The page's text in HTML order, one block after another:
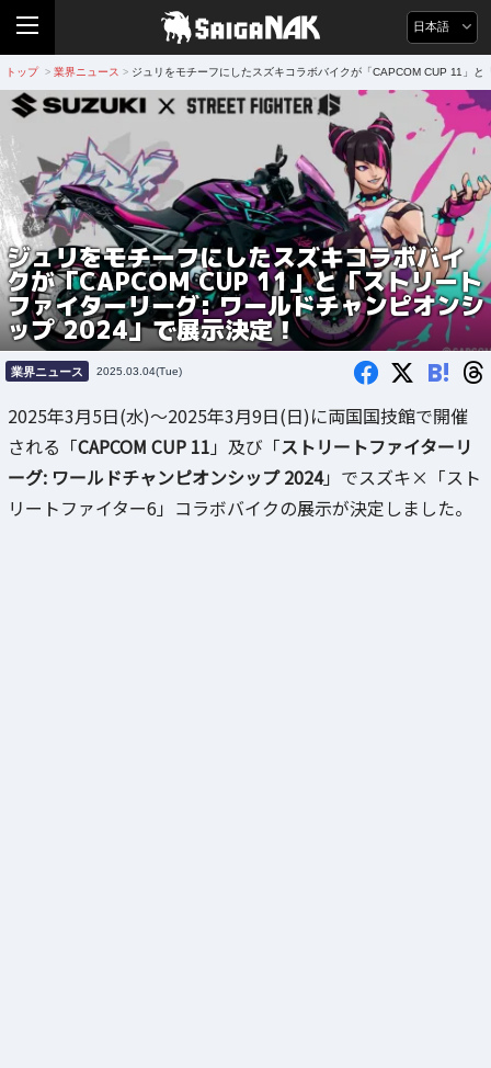
日本語
トップ > 業界ニュース > ジュリをモチーフにしたスズキコラボバイクが「CAPCOM CUP 11」
ジュリをモチーフにしたスズキコラボバイ
クが「CAPCOM CUP 11」と「ストリート
ファイターリーグ: ワールドチャンピオンシ
ップ 2024」で展示決定！
業界ニュース 2025.03.04(Tue) B!
2025年3月5日(水)～2025年3月9日(日)に両国国技館で開催
される「CAPCOM CUP 11 」及び「ストリートファイターリ
ーグ: ワールドチャンピオンシップ 2024」でスズキ×「スト
リートファイター6」コラボバイクの展示が決定しました。